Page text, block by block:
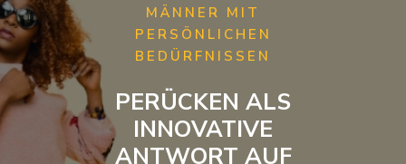
MÄNNER MIT
PERSÖNLICHEN
BEDÜRFNISSEN
PERÜCKEN ALS
INNOVATIVE
ANTWORT AUF